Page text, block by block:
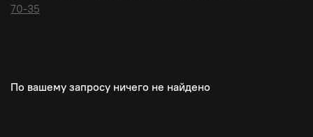
70-35
По вашему запросу ничего не найдено